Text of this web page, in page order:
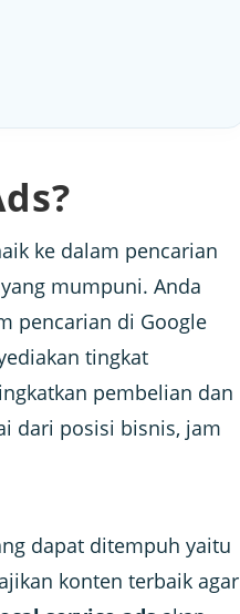
?
ke dalam pencarian
mumpuni. Anda
pencarian di Google
tingkat
pembelian dan
dari posisi bisnis, jam
dapat ditempuh yaitu
konten terbaik agar